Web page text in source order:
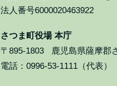
法人番号6000020463922
さつま町役場 本庁
〒895-1803
鹿児島県薩摩郡
電話：0996-53-1111（代表